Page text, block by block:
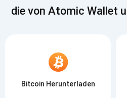
die von Atomic Wallet
Bitcoin Herunterladen